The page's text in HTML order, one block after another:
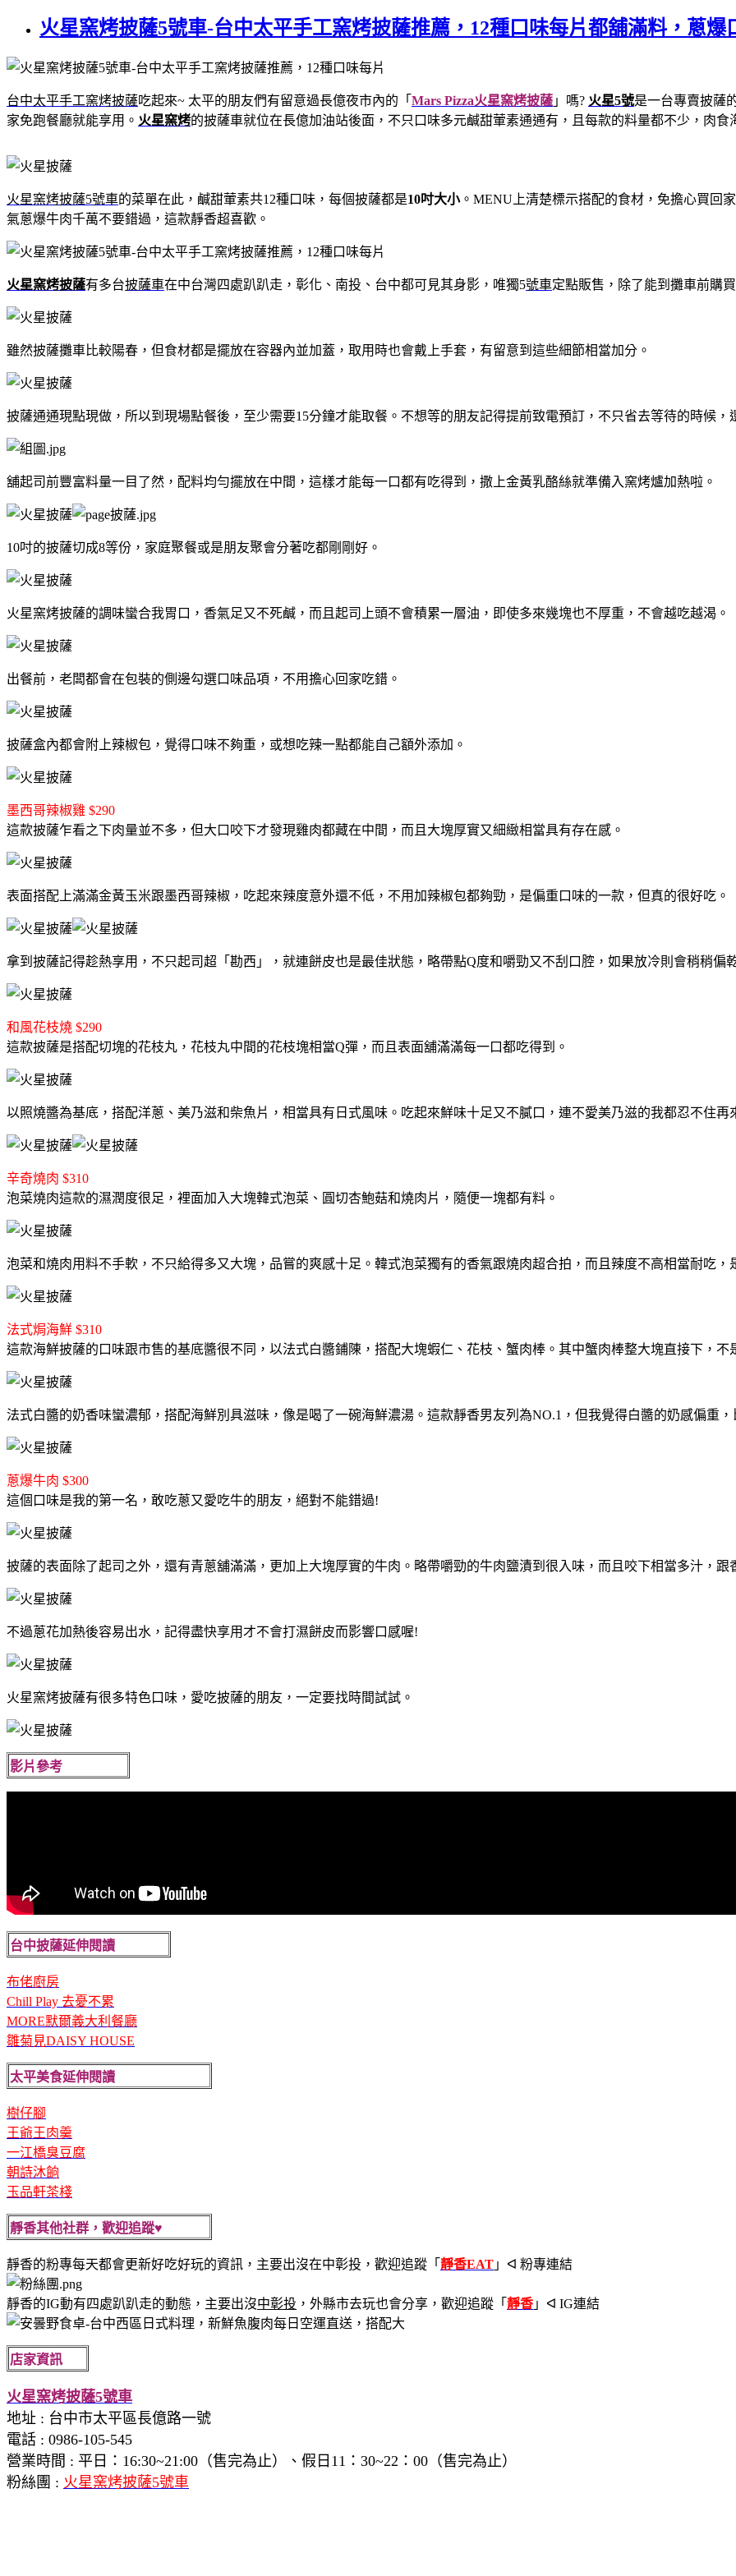
火星窯烤披薩5號車-台中太平手工窯烤披薩推薦，12種口味每片都舖滿料，蔥爆
台中太平手工窯烤披薩吃起來~ 太平的朋友們有留意過長億夜市內的「 Mars Pizza火星窯烤披薩 」嗎? 火星5號是一台專賣披薩
家免跑餐廳就能享用。 火星窯烤的披薩車就位在長億加油站後面，不只口味多元鹹甜葷素通通有，且每款的料量都不少，肉食
火星窯烤披薩5號車的菜單在此，鹹甜葷素共12種口味，每個披薩都是10吋大小。MENU上清楚標示搭配的食材，免擔心買回
氣蔥爆牛肉千萬不要錯過，這款靜香超喜歡。
火星窯烤披薩有多台披薩車在中台灣四處趴趴走，彰化、南投、台中都可見其身影，唯獨5號車定點販售，除了能到攤車前購
雖然披薩攤車比較陽春，但食材都是擺放在容器內並加蓋，取用時也會戴上手套，有留意到這些細節相當加分。
披薩通通現點現做，所以到現場點餐後，至少需要15分鐘才能取餐。不想等的朋友記得提前致電預訂，不只省去等待的時候，
舖起司前豐富料量一目了然，配料均勻擺放在中間，這樣才能每一口都有吃得到，撒上金黃乳酪絲就準備入窯烤爐加熱啦。
10吋的披薩切成8等份，家庭聚餐或是朋友聚會分著吃都剛剛好。
火星窯烤披薩的調味蠻合我胃口，香氣足又不死鹹，而且起司上頭不會積累一層油，即使多來幾塊也不厚重，不會越吃越渴。
出餐前，老闆都會在包裝的側邊勾選口味品項，不用擔心回家吃錯。
披薩盒內都會附上辣椒包，覺得口味不夠重，或想吃辣一點都能自己額外添加。
墨西哥辣椒雞 $290
這款披薩乍看之下肉量並不多，但大口咬下才發現雞肉都藏在中間，而且大塊厚實又細緻相當具有存在感。
表面搭配上滿滿金黃玉米跟墨西哥辣椒，吃起來辣度意外還不低，不用加辣椒包都夠勁，是偏重口味的一款，但真的很好吃。
拿到披薩記得趁熱享用，不只起司超「勘西」，就連餅皮也是最佳狀態，略帶點Q度和嚼勁又不刮口腔，如果放冷則會稍稍偏
和風花枝燒 $290
這款披薩是搭配切塊的花枝丸，花枝丸中間的花枝塊相當Q彈，而且表面舖滿滿每一口都吃得到。
以照燒醬為基底，搭配洋蔥、美乃滋和柴魚片，相當具有日式風味。吃起來鮮味十足又不膩口，連不愛美乃滋的我都忍不住再
辛奇燒肉 $310
泡菜燒肉這款的濕潤度很足，裡面加入大塊韓式泡菜、圓切杏鮑菇和燒肉片，隨便一塊都有料。
泡菜和燒肉用料不手軟，不只給得多又大塊，品嘗的爽感十足。韓式泡菜獨有的香氣跟燒肉超合拍，而且辣度不高相當耐吃，
法式焗海鮮 $310
這款海鮮披薩的口味跟市售的基底醬很不同，以法式白醬鋪陳，搭配大塊蝦仁、花枝、蟹肉棒。其中蟹肉棒整大塊直接下，
法式白醬的奶香味蠻濃郁，搭配海鮮別具滋味，像是喝了一碗海鮮濃湯。這款靜香男友列為NO.1，但我覺得白醬的奶感偏重
蔥爆牛肉 $300
這個口味是我的第一名，敢吃蔥又愛吃牛的朋友，絕對不能錯過!
披薩的表面除了起司之外，還有青蔥舖滿滿，更加上大塊厚實的牛肉。略帶嚼勁的牛肉鹽漬到很入味，而且咬下相當多汁，
不過蔥花加熱後容易出水，記得盡快享用才不會打濕餅皮而影響口感喔!
火星窯烤披薩有很多特色口味，愛吃披薩的朋友，一定要找時間試試。
影片參考
台中披薩延伸閱讀
布佬廚房
Chill Play 去憂不累
MORE默爾義大利餐廳
雛菊見DAISY HOUSE
太平美食延伸閱讀
樹仔腳
王爺王肉羹
一江橋臭豆腐
朝詩沐餉
玉品軒茶棧
靜香其他社群，歡迎追蹤♥
靜香的粉專每天都會更新好吃好玩的資訊，主要出沒在中彰投，歡迎追蹤 「 靜香EAT 」ᐊ 粉專連結
靜香的IG動有四處趴趴走的動態，主要出沒中彰投 ，外縣市去玩也會分享，歡迎追蹤 「 靜香 」ᐊ IG連結
店家資訊
火星窯烤披薩5號車
地址 : 台中市太平區長億路一號
電話 : 0986-105-545
營業時間 : 平日：16:30~21:00（售完為止）、假日11：30~22：00（售完為止）
粉絲團 : 火星窯烤披薩5號車